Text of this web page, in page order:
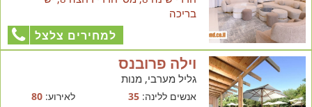
בריכה
למחירים צלצל
וילה פרובנס
גליל מערבי, מנות
אנשים ללינה:35 לאירוע:80